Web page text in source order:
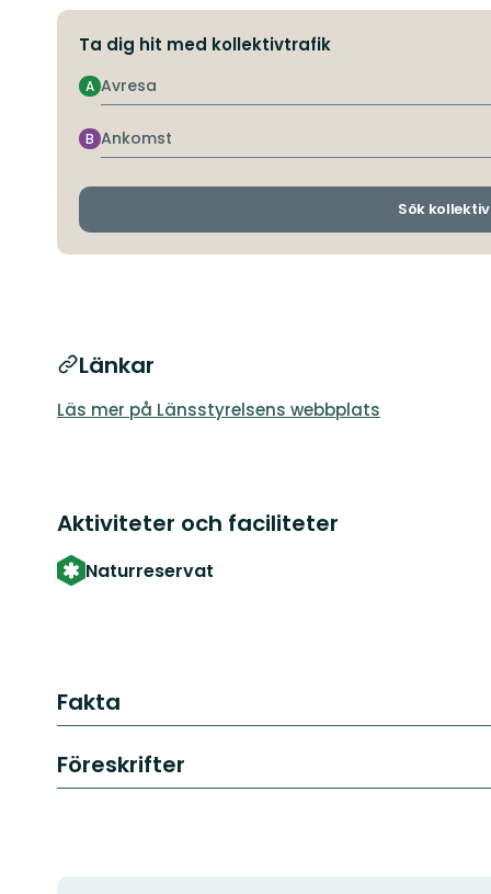
Ta dig hit med kollektivtrafik
Avresa
A
Ankomst
B
Sök
Länkar
Läs mer på Länsstyrelsens webbplats
Aktiviteter och faciliteter
Naturreservat
Fakta
Föreskrifter